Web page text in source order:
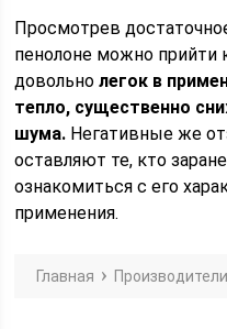
Просмотрев
пенолоне можно прийти
довольнолегок в
тепло, существенно
шума. Негативные же
оставляют те, кто
ознакомиться с его
применения.
Главная Производители